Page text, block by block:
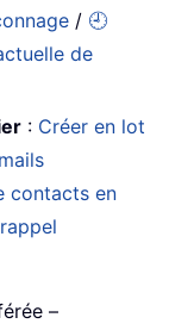
/ 🕘
de
: Créer en lot
contacts en
–